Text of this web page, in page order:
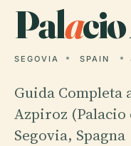
Pala
SEGOVIA SPAIN
Guida Completa
Azpiroz (Palacio
Segovia, Spagna